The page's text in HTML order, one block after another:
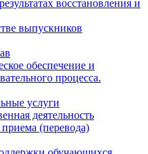
восстановления и
выпускников
обеспечение и
процесса.
услуги
деятельность
(перевода)